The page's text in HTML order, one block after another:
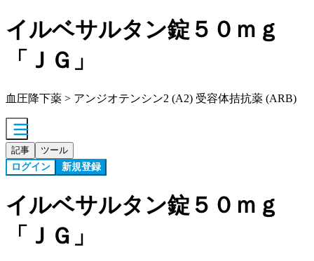
イルベサルタン錠５０ｍｇ
「ＪＧ」
血圧降下薬 > アンジオテンシン2 (A2) 受容体拮抗薬 (ARB)
記事 ツール
ログイン 新規登録
イルベサルタン錠５０ｍｇ
「ＪＧ」